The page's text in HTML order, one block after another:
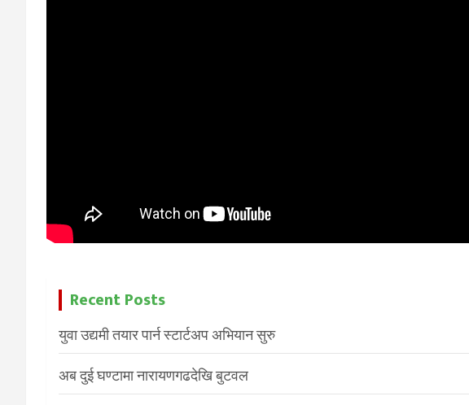
Recent Posts
युवा उद्यमी तयार पार्न स्टार्टअप अभियान सुरु
अब दुई घण्टामा नारायणगढदेखि बुटवल